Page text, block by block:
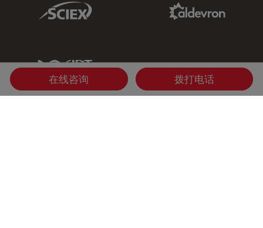
Sciex Link
IDT Link
在线咨询 拨打电话